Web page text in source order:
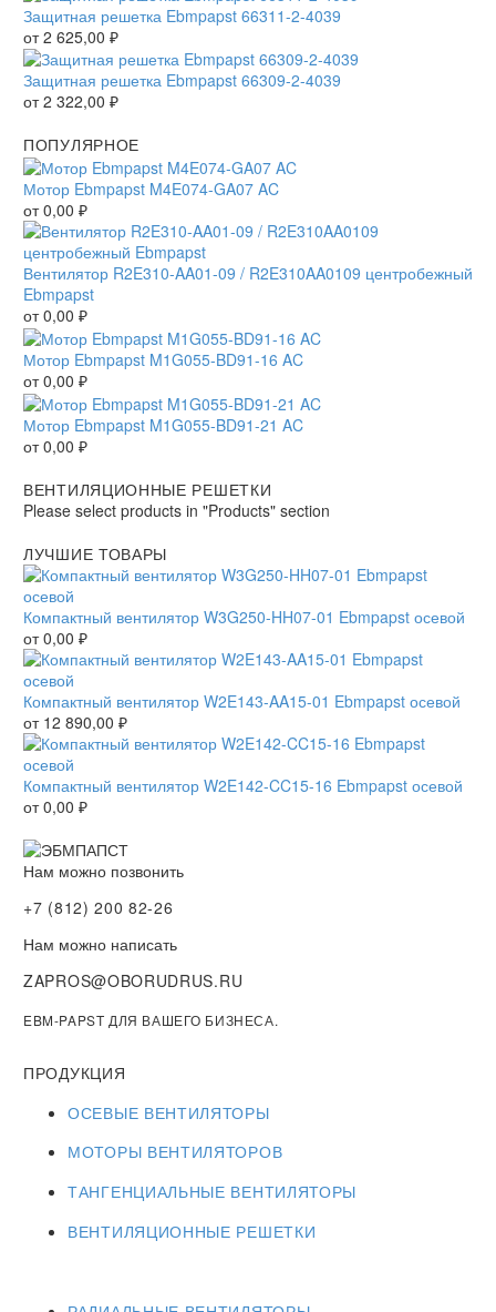
Защитная решетка Ebmpapst 66311-2-4039
от2 625,00 ₽
Защитная решетка Ebmpapst 66309-2-4039
от2 322,00 ₽
ПОПУЛЯРНОЕ
Мотор Ebmpapst M4E074-GA07 AC
от0,00 ₽
Вентилятор R2E310-AA01-09 / R2E310AA0109 центробежный
Ebmpapst
от0,00 ₽
Мотор Ebmpapst M1G055-BD91-16 AC
от0,00 ₽
Мотор Ebmpapst M1G055-BD91-21 AC
от0,00 ₽
ВЕНТИЛЯЦИОННЫЕ РЕШЕТКИ
Please select products in "Products" section
ЛУЧШИЕ ТОВАРЫ
Компактный вентилятор W3G250-HH07-01 Ebmpapst осевой
от0,00 ₽
Компактный вентилятор W2E143-AA15-01 Ebmpapst осевой
от 12 890,00 ₽
Компактный вентилятор W2E142-CC15-16 Ebmpapst осевой
от0,00 ₽
Нам можно позвонить
+7 (812) 200 82-26
Нам можно написать
ZAPROS@OBORUDRUS.RU
EBM-PAPST ДЛЯ ВАШЕГО БИЗНЕСА.
ПРОДУКЦИЯ
ОСЕВЫЕ ВЕНТИЛЯТОРЫ
МОТОРЫ ВЕНТИЛЯТОРОВ
ТАНГЕНЦИАЛЬНЫЕ ВЕНТИЛЯТОРЫ
ВЕНТИЛЯЦИОННЫЕ РЕШЕТКИ